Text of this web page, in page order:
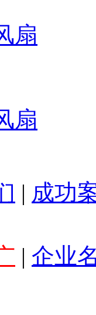
扇
扇
| 成功
| 企业